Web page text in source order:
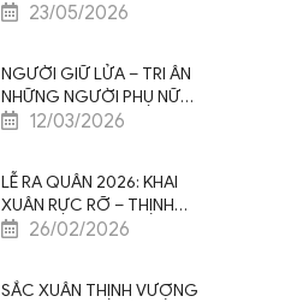
SẮC THỊNH VƯỢNG
23/05/2026
NGƯỜI GIỮ LỬA – TRI ÂN
NHỮNG NGƯỜI PHỤ NỮ
NHÂN NGÀY QUỐC TẾ
12/03/2026
LỄ RA QUÂN 2026: KHAI
XUÂN RỰC RỠ – THỊNH
VƯỢNG VƯƠN XA
26/02/2026
SẮC XUÂN THỊNH VƯỢNG